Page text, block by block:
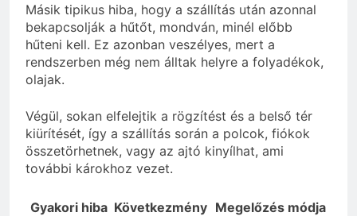
Másik tipikus hiba, hogy a szállítás után azonnal
bekapcsolják a hűtőt, mondván, minél előbb
hűteni kell. Ez azonban veszélyes, mert a
rendszerben még nem álltak helyre a folyadékok,
olajak.
Végül, sokan elfelejtik a rögzítést és a belső tér
kiürítését, így a szállítás során a polcok, fiókok
összetörhetnek, vagy az ajtó kinyílhat, ami
további károkhoz vezet.
Gyakori hiba Következmény Megelőzés módja